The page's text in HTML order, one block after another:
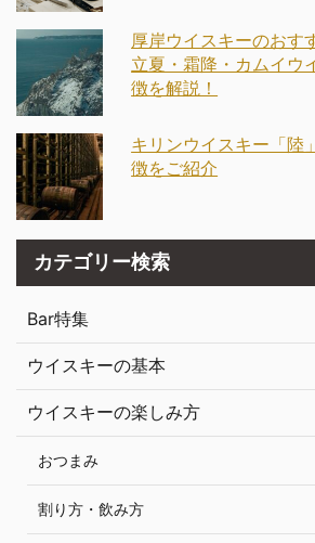
厚岸ウイスキーのおす
立夏・霜降・カムイウ
徴を解説！
キリンウイスキー「陸
徴をご紹介
カテゴリー検索
Bar特集
ウイスキーの基本
ウイスキーの楽しみ方
おつまみ
割り方・飲み方